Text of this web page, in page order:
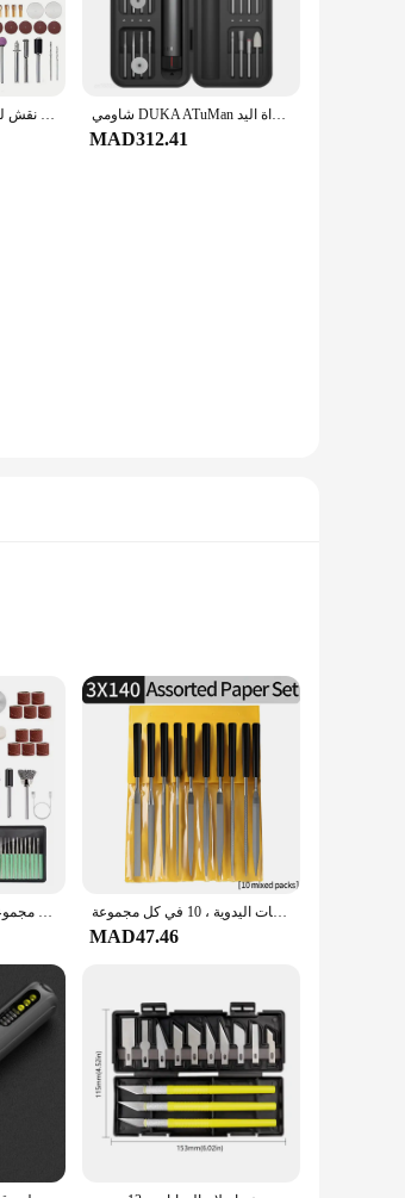
مثقاب كهربائي صغير متغير السرعة ، قلم نحت ، مجموعة أدوات دوارة ، نقش للطحن ، التلميع ، 9 فولت شاومي DUKA ATuMan مثقاب صغير طاحونة كهربائية نحت القلم متغير السرعة الروتاري حفارة القلم تلميع زاوية طاحونة أداة اليد
MAD312.41
piece for a special event, these
fit for a wide range of wrist
accessory for both men and women.
As a wholesale vendor or
مجموعة مطحنة كهربائية شحن USB فضية مكونة من 58 قطعة من اليشم نحت مطحنة كهربائية أدوات كهربائية منزلية صغيرة ملف إبر معدنية للمجوهرات من الأحجار الزجاجية ، صناعة نحت الخشب الماسي ، أدوات خياطة الملفات اليدوية ، 10 في كل مجموعة
MAD47.46